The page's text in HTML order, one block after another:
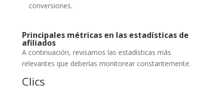
conversiones.
Principales métricas en las estadísticas de
afiliados
A continuación, revisamos las estadísticas más
relevantes que deberías monitorear constantemente.
Clics